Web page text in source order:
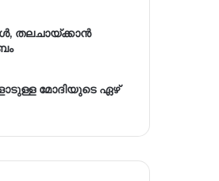
തലചായ്ക്കാൻ
മോദിയുടെ ഏഴ്